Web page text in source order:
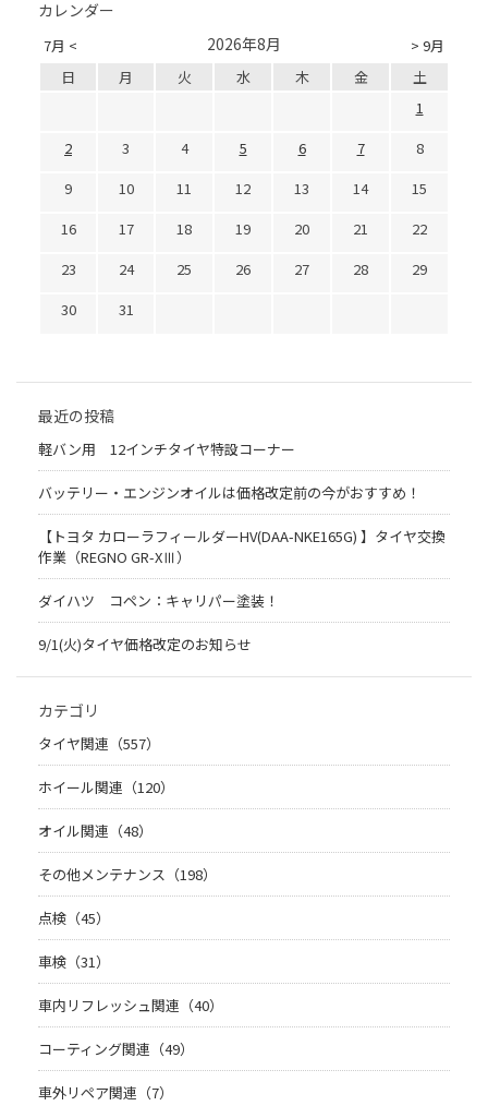
カレンダー
7月 < > 9月
2026年8月
日 月 火 水 木 金
土
1
2
3 4 5 6 7
8
9
10 11 12 13 14
15
16
17 18 19 20 21
22
23
24 25 26 27 28
29
30
31
最近の投稿
軽バン用 12インチタイヤ特設コーナー
バッテリー・エンジンオイルは価格改定前の今がおすすめ！
【トヨタ カローラフィールダーHV(DAA-NKE165G) 】タイヤ交換
作業（REGNO GR-XⅢ）
ダイハツ コペン：キャリパー塗装！
9/1(火)タイヤ価格改定のお知らせ
カテゴリ
タイヤ関連（557）
ホイール関連（120）
オイル関連（48）
その他メンテナンス（198）
点検（45）
車検（31）
車内リフレッシュ関連（40）
コーティング関連（49）
車外リペア関連（7）